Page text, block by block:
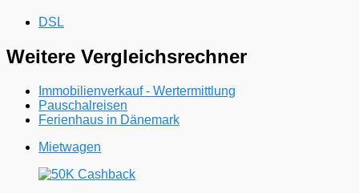
DSL
Weitere Vergleichsrechner
Immobilienverkauf - Wertermittlung
Pauschalreisen
Ferienhaus in Dänemark
Mietwagen